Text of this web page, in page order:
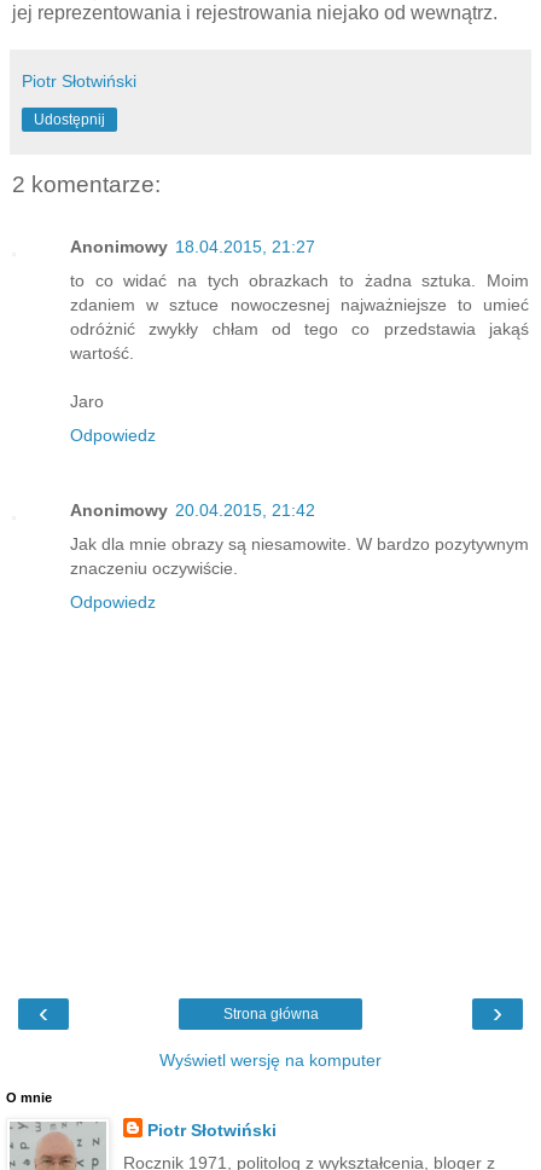
jej reprezentowania i rejestrowania niejako od wewnątrz.
Piotr Słotwiński
Udostępnij
2 komentarze:
Anonimowy 18.04.2015, 21:27
to co widać na tych obrazkach to żadna sztuka. Moim
zdaniem w sztuce nowoczesnej najważniejsze to umieć
odróżnić zwykły chłam od tego co przedstawia jakąś
wartość.
Jaro
Odpowiedz
Anonimowy 20.04.2015, 21:42
Jak dla mnie obrazy są niesamowite. W bardzo pozytywnym
znaczeniu oczywiście.
Odpowiedz
‹ ›
Strona główna
Wyświetl wersję na komputer
O mnie
Piotr Słotwiński
Rocznik 1971, politolog z wykształcenia, bloger z